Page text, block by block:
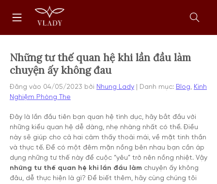
dung
Trang
chủ
form
Những tư thế quan hệ khi lần đầu làm
chuyện ấy không đau
Đăng vào 04/05/2023 bởi Nhung Lady Danh mục: Blog
Kinh
Nghiệm Phòng The
Đây là lần đầu tiên bạn quan hệ tình dục, hãy bắt đầu với
những kiểu quan hệ dễ dàng, nhẹ nhàng nhất có thể. Điều
này sẽ giúp cho cả hai cảm thấy thoải mái, về mặt tinh thần
và thực tế. Để có một đêm mặn nồng bên nhau bạn cần áp
dụng những tư thế này để cuộc “yêu” trở nên nồng nhiệt. Vậy
những tư thế quan hệ khi lần đầu làm chuyện ấy không
đâu, dễ thực hiện là gì? Để biết thêm, hãy cùng chúng tôi